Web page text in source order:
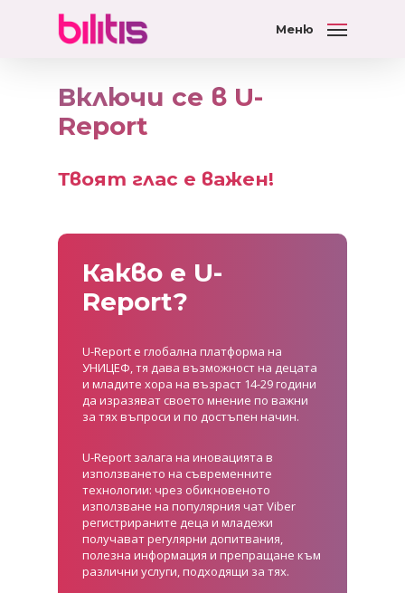
Меню
Включи се в U-
Report
Твоят глас е важен!
Какво е U-
Report?
U-Report е глобална платформа на
УНИЦЕФ, тя дава възможност на децата
и младите хора на възраст 14-29 години
да изразяват своето мнение по важни
за тях въпроси и по достъпен начин.
U-Report залага на иновацията в
използването на съвременните
технологии: чрез обикновеното
използване на популярния чат Viber
регистрираните деца и младежи
получават регулярни допитвания,
полезна информация и препращане към
различни услуги, подходящи за тях.